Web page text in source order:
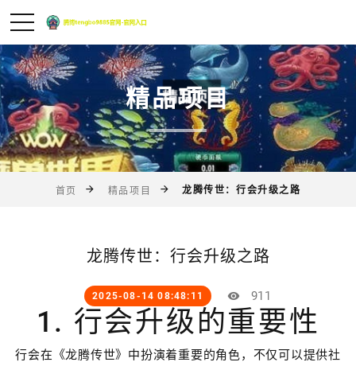
精品项目
首页 精品项目 龙腾传世：行会升级之路
龙腾传世：行会升级之路
2025-08-14 08:48:11 911
1. 行会升级的重要性
行会在《龙腾传世》中扮演着重要的角色，不仅可以提供社